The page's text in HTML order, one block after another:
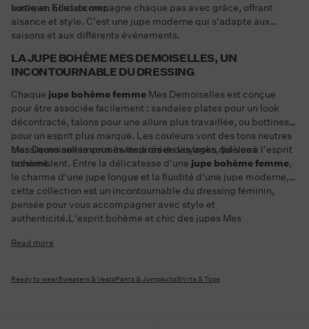
sortie en bord de mer.
basique. Elle accompagne chaque pas avec grâce, offrant
aisance et style. C'est une jupe moderne qui s'adapte aux
saisons et aux différents événements.
LA JUPE BOHÈME MES DEMOISELLES, UN
INCONTOURNABLE DU DRESSING
Chaque jupe bohème femme Mes Demoiselles est conçue
pour être associée facilement : sandales plates pour un look
décontracté, talons pour une allure plus travaillée, ou bottines
pour un esprit plus marqué. Les couleurs vont des tons neutres
classiques aux imprimés inspirés de voyages, fidèles à l'esprit
bohème.
Mes Demoiselles vous invite à créer des looks qui vous
ressemblent. Entre la délicatesse d'une jupe bohème femme,
le charme d'une jupe longue et la fluidité d'une jupe moderne,
cette collection est un incontournable du dressing féminin,
pensée pour vous accompagner avec style et
authenticité.L'esprit bohème et chic des jupes Mes
Read more
Ready to wearSweaters & VestsPants & JumpsuitsShirts & Tops